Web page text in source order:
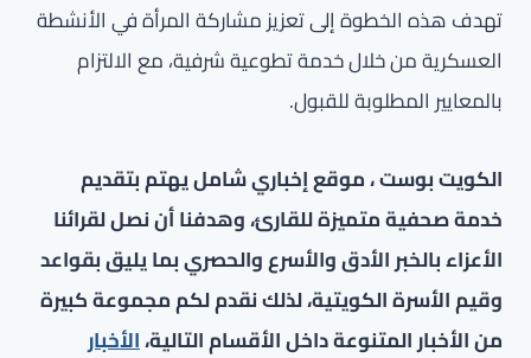
تهدف هذه الخطوة إلى تعزيز مشاركة المرأة في الأنشطة
العسكرية من خلال خدمة تطوعية شرفية، مع الالتزام
بالمعايير المطلوبة للقبول.
الكويت بوست ، موقع إخباري شامل يهتم بتقديم
خدمة صحفية متميزة للقارئ، وهدفنا أن نصل لقرائنا
الأعزاء بالخبر الأدق والأسرع والحصري بما يليق بقواعد
وقيم الأسرة الكويتية، لذلك نقدم لكم مجموعة كبيرة
من الأخبار المتنوعة داخل الأقسام التالية،الأخبار